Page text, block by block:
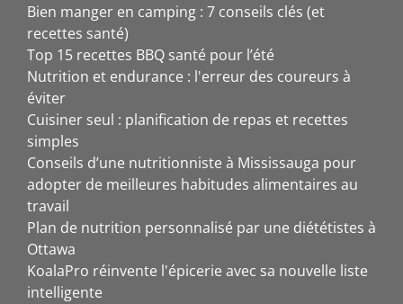
Bien manger en camping : 7 conseils clés (et
recettes santé)
Top 15 recettes BBQ santé pour l’été
Nutrition et endurance : l'erreur des coureurs à
éviter
Cuisiner seul : planification de repas et recettes
simples
Conseils d’une nutritionniste à Mississauga pour
adopter de meilleures habitudes alimentaires au
travail
Plan de nutrition personnalisé par une diététistes à
Ottawa
KoalaPro réinvente l'épicerie avec sa nouvelle liste
intelligente